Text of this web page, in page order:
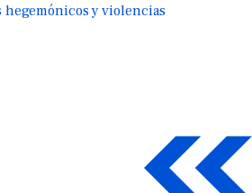
y violencias